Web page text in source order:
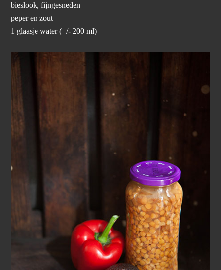
bieslook, fijngesneden
peper en zout
1 glaasje water (+/- 200 ml)